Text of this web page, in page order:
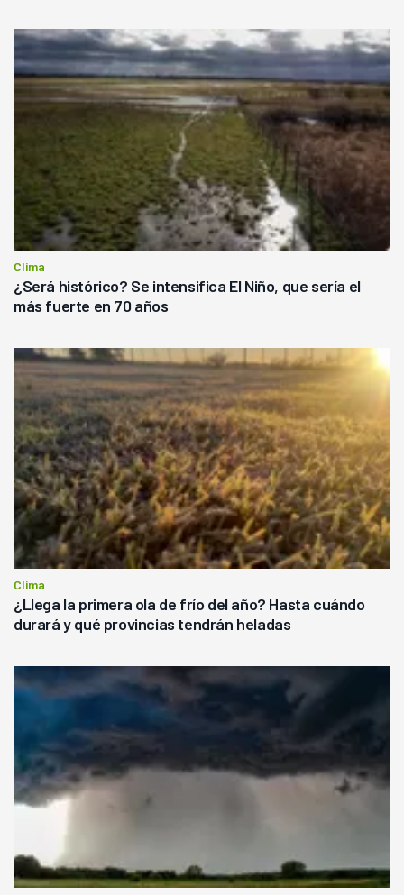
Clima
¿Será histórico? Se intensifica El Niño, que sería el
más fuerte en 70 años
Clima
¿Llega la primera ola de frío del año? Hasta cuándo
durará y qué provincias tendrán heladas